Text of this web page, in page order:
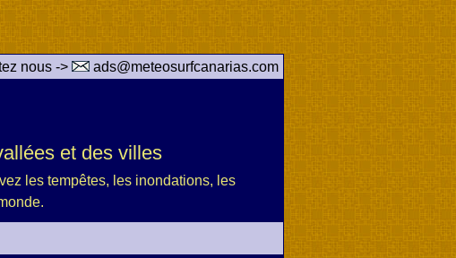
nous -> ads@meteosurfcanarias.com
et des villes
les tempêtes, les inondations, les